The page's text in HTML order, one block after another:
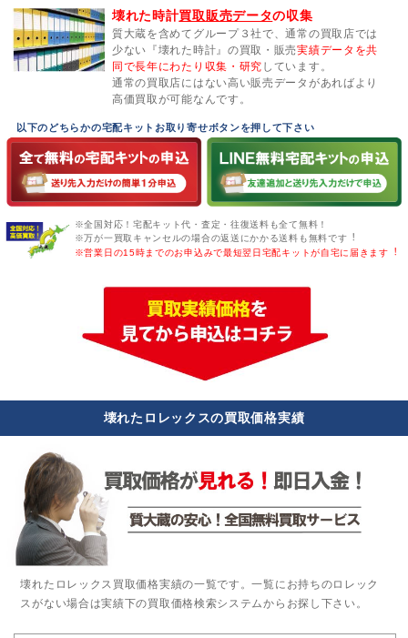
壊れた時計買取販売データの収集
質大蔵を含めてグループ３社で、通常の買取店では
少ない『壊れた時計』の買取・販売実績データを共
同で長年にわたり収集・研究 しています。
通常の買取店にはない高い販売データがあればより
高価買取が可能なんです。
以下のどちらかの宅配キットお取り寄せボタンを押して下さい
※全国対応！宅配キット代・査定・往復送料も全て無料！
※万が一買取キャンセルの場合の返送にかかる送料も無料です︕
※営業日の15時までのお申込みで最短翌日宅配キットが自宅に届きます︕
壊れたロレックスの買取価格実績
壊れたロレックス買取価格実績の一覧です。一覧にお持ちのロレック
スがない場合は実績下の買取価格検索システムからお探し下さい。